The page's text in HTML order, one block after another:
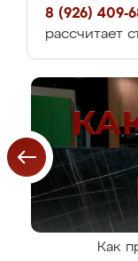
8 (926) 409-
рассчитает
Как